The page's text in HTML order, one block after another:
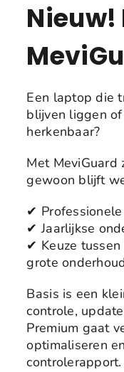
Nieuw!
Een laptop die
blijven liggen
herkenbaar?
Met
gewoon blijft
✔
✔ Jaarlijkse
✔ Keuze
grote
Basis is een
controle,
Premium gaat
optimaliseren
controlerapport.